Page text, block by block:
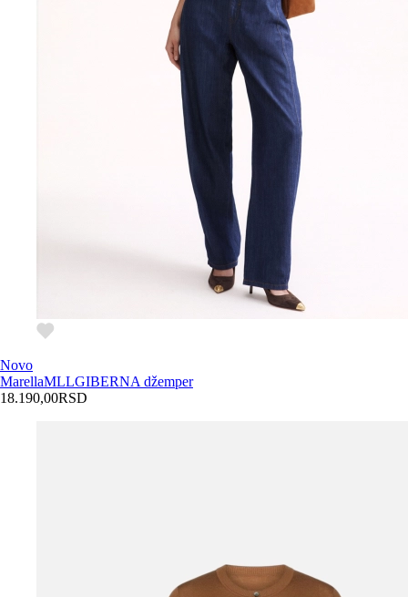
Novo
MarellaMLLGIBERNA džemper
18.190,00RSD